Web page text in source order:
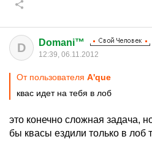
D Domani™
12:39, 06.11.2012
От пользователя A'que
квас идет на тебя в лоб
это конечно сложная задача,
бы квасы ездили только в лоб